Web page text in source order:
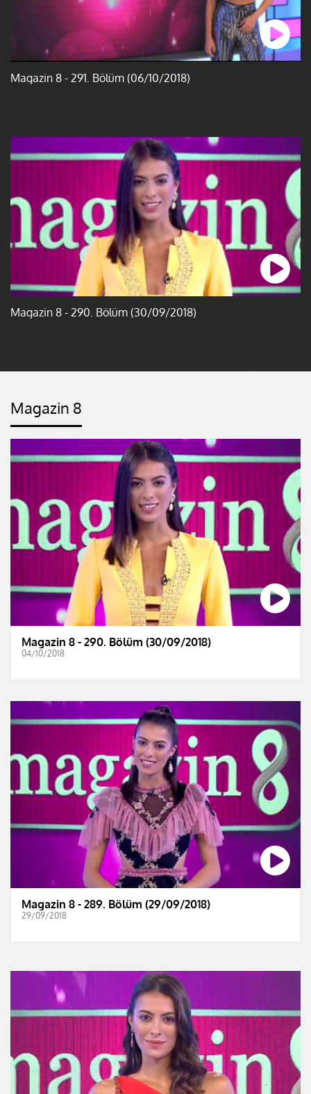
Magazin 8 - 291. Bölüm (06/10/2018)
Magazin 8 - 290. Bölüm (30/09/2018)
Magazin 8
Magazin 8 - 290. Bölüm (30/09/2018)
04/10/2018
Magazin 8 - 289. Bölüm (29/09/2018)
29/09/2018